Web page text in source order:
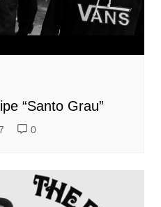
“Santo Grau”
0